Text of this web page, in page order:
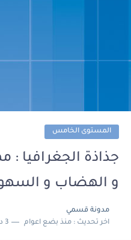
المستوى الخامس
جذاذة الجغرافيا :
و الهضاب و
مدونة قسمي
اخر تحديث :منذ بضع اعوام 3 دقائق للقراءة